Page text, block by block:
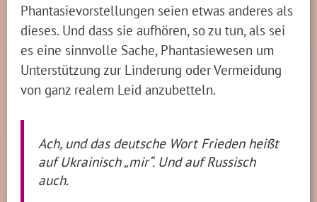
Phantasievorstellungen seien etwas anderes als
dieses. Und dass sie aufhören, so zu tun, als sei
es eine sinnvolle Sache, Phantasiewesen um
Unterstützung zur Linderung oder Vermeidung
von ganz realem Leid anzubetteln.
Ach, und das deutsche Wort Frieden heißt
auf Ukrainisch „mir“. Und auf Russisch
auch.